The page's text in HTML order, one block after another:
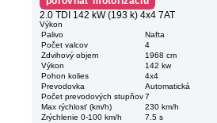
2.0 TDI 142 kW (193 k) 4x4 7AT
Výkon
Palivo
Nafta
Počet valcov
4
Zdvihový objem
1968 cm
Výkon
142 kw
Pohon kolies
4x4
Prevodovka
Automatická
Počet prevodových stupňov 7
Max rýchlosť (km/h)
230 km/h
Zrýchlenie 0-100 km/h
7.5 s